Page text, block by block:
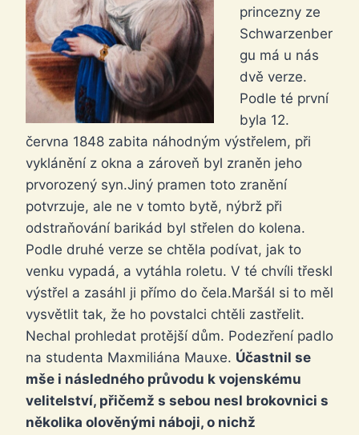
princezny ze
Schwarzenber
gu má u nás
dvě verze.
Podle té první
byla 12.
června 1848 zabita náhodným výstřelem, při
vyklánění z okna a zároveň byl zraněn jeho
prvorozený syn.Jiný pramen toto zranění
potvrzuje, ale ne v tomto bytě, nýbrž při
odstraňování barikád byl střelen do kolena.
Podle druhé verze se chtěla podívat, jak to
venku vypadá, a vytáhla roletu. V té chvíli třeskl
výstřel a zasáhl ji přímo do čela.Maršál si to měl
vysvětlit tak, že ho povstalci chtěli zastřelit.
Nechal prohledat protější dům. Podezření padlo
na studenta Maxmiliána Mauxe. Účastnil se
mše i následného průvodu k vojenskému
velitelství, přičemž s sebou nesl brokovnici s
několika olověnými náboji, o nichž